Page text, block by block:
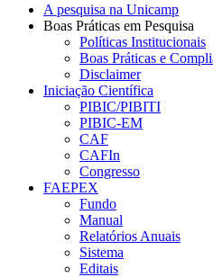
A pesquisa na Unicamp
Boas Práticas em Pesquisa
Políticas Institucionais
Boas Práticas e
Disclaimer
Iniciação Científica
PIBIC/PIBITI
PIBIC-EM
CAF
CAFIn
Congresso
FAEPEX
Fundo
Manual
Relatórios Anuais
Sistema
Editais